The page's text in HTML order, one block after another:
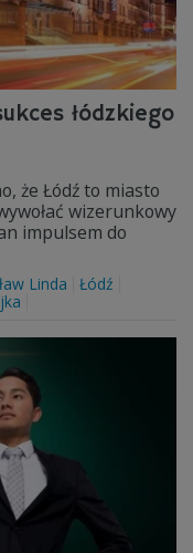
łódzkiego
że Łódź to miasto
wizerunkowy
impulsem do
Linda
Łódź